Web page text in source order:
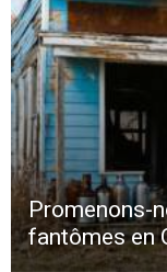
Promenons-
fantômes en